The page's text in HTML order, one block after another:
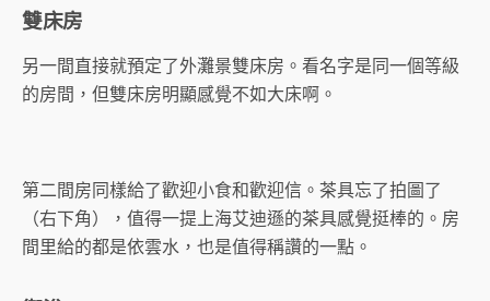
雙床房
另一間直接就預定了外灘景雙床房。看名字是同一個等級
的房間，但雙床房明顯感覺不如大床啊。
第二間房同樣給了歡迎小食和歡迎信。茶具忘了拍圖了
（右下角），值得一提上海艾迪遜的茶具感覺挺棒的。房
間里給的都是依雲水，也是值得稱讚的一點。